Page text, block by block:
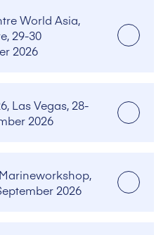
World Asia,
29-30
2026
Las Vegas, 28-
2026
2026